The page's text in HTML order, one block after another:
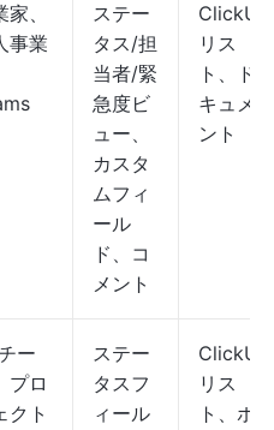
、
事業
ステー
タス/担
当者/緊
急度ビ
ュー、
カスタ
ムフィ
ール
ド、コ
メント
ClickUp
リス
ト、ド
キュメ
ント
ー
プロ
クト
ステー
タスフ
ィール
ClickUp
リス
ト、ボ